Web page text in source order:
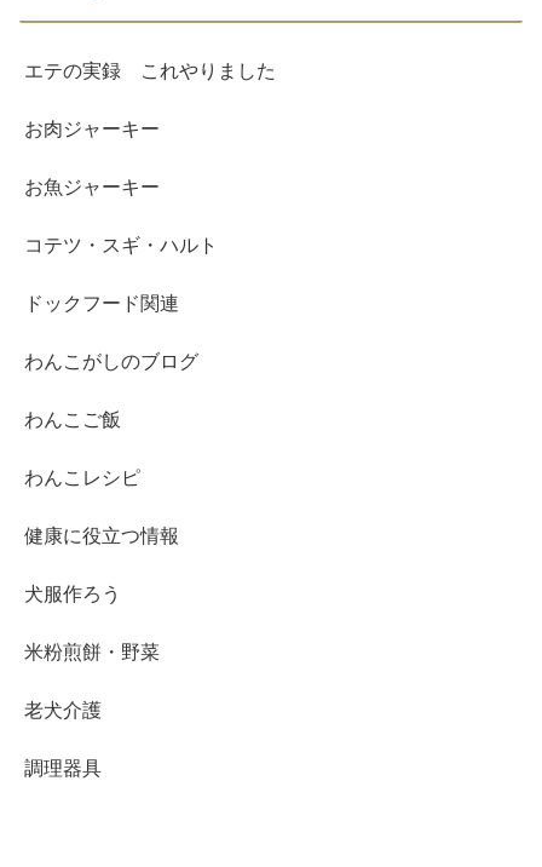
エテの実録 これやりました
お肉ジャーキー
お魚ジャーキー
コテツ・スギ・ハルト
ドックフード関連
わんこがしのブログ
わんこご飯
わんこレシピ
健康に役立つ情報
犬服作ろう
米粉煎餅・野菜
老犬介護
調理器具